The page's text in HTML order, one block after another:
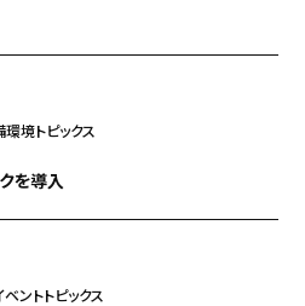
環境トピックス
を導入
ベントトピックス